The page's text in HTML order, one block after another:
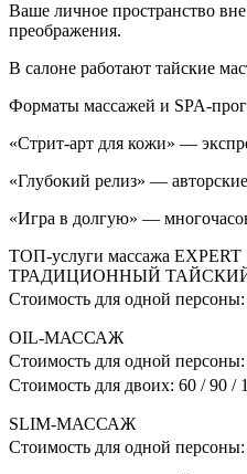
Ваше личное пространство
преображения.
В салоне работают тайские
Форматы массажей и SPA-
«Стрит-арт для кожи» —
«Глубокий релиз» —
«Игра в долгую» —
ТОП-услуги массажа EXPERT
ТРАДИЦИОННЫЙ
Стоимость для одной
OIL-МАССАЖ
Стоимость для одной
Стоимость для двоих: 60 / 90
SLIM-МАССАЖ
Стоимость для одной